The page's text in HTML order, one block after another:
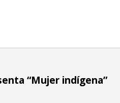
“Mujer indígena”